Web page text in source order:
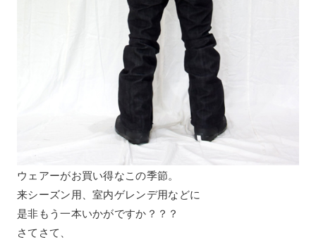
ウェアーがお買い得なこの季節。
来シーズン用、室内ゲレンデ用などに
是非もう一本いかがですか？？？
さてさて、